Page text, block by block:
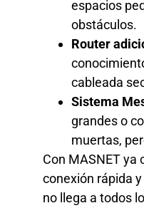
espacios
obstáculos.
Router
cableada
Sistema
grandes o
muertas,
Con MASNET ya
conexión rápida
no llega a todos